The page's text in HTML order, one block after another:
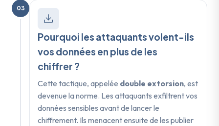
03
Pourquoi les attaquants volent-ils
vos données en plus de les
chiffrer ?
Cette tactique, appelée double extorsion, est
devenue la norme. Les attaquants exfiltrent vos
données sensibles avant de lancer le
chiffrement. Ils menacent ensuite de les publier